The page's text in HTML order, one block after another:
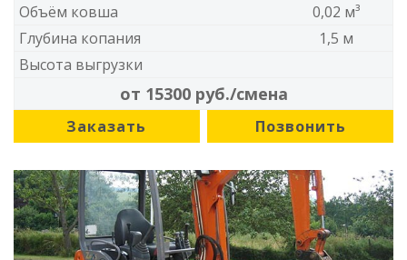
Объём ковша
0,02 м³
Глубина копания
1,5 м
Высота выгрузки
от 15300 руб./смена
Заказать Позвонить